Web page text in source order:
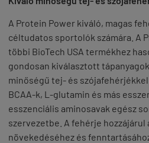
A Protein Power kiváló, magas
céltudatos sportolók számára. A
többi BioTech USA termékhez
gondosan kiválasztott
minőségű tej- és
BCAA-k, L-glutamin és más
esszenciális aminosavak egész
szervezetbe. A fehérje hozzájárul
növekedéséhez és